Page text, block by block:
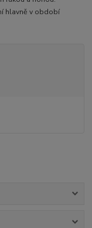
hlavně v období